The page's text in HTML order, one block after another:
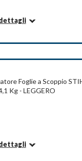
66.8 x 27.5 x 31.8 cm
Foglie a Scoppio
Kg - LEGGERO